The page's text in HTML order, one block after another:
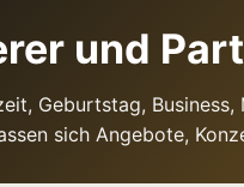
und
Geburtstag,
sich Angebote,